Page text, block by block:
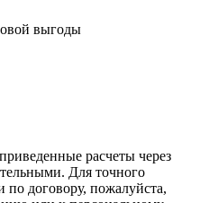
выгоды
расчеты через
Для точного
по договору, пожалуйста,